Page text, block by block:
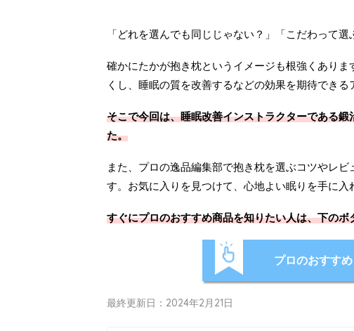
「どれを選んでも同じじゃない？」「こだわって
確かにたかが抱き枕というイメージも根強くあり
くし、睡眠の質を改善するなどの効果を期待できる
そこで今回は、睡眠改善インストラクターである
た。
また、プロの逸品編集部で抱き枕を選ぶコツやレ
す。お気に入りを見つけて、心地よい眠りを手に入
すぐにプロのおすすめ商品を知りたい人は、下の
プロのおすす
最終更新日：2024年2月21日